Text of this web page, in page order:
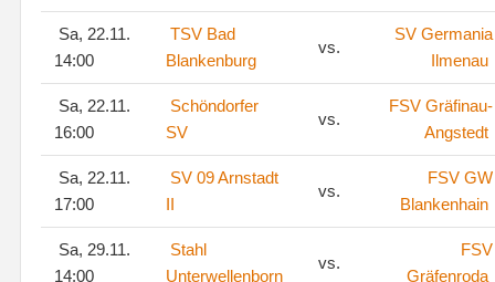
Sa, 22.11.
14:00
TSV Bad
Blankenburg
vs.
SV Germania
Ilmenau
Sa, 22.11.
16:00
Schöndorfer
SV
vs.
FSV Gräfinau-
Angstedt
Sa, 22.11.
17:00
SV 09 Arnstadt
II
vs.
FSV GW
Blankenhain
Sa, 29.11.
14:00
Stahl
Unterwellenborn
vs.
FSV
Gräfenroda